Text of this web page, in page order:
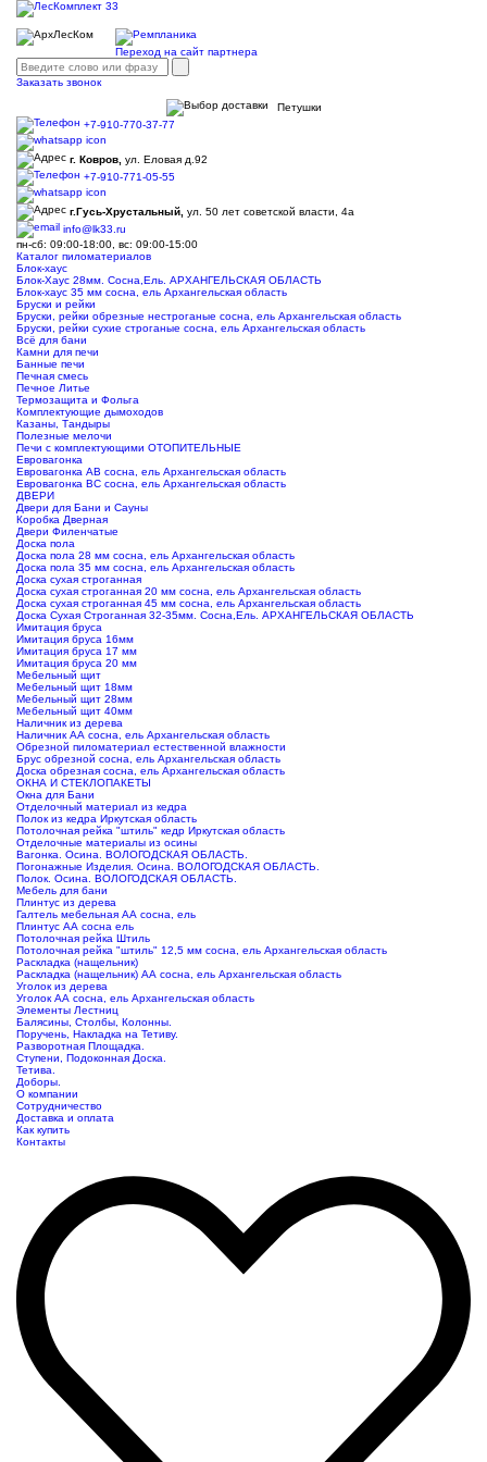
Переход на сайт партнера
Заказать звонок
Петушки
+7-910-770-37-77
г. Ковров, ул. Еловая д.92
+7-910-771-05-55
г.Гусь-Хрустальный, ул. 50 лет советской власти, 4а
info@lk33.ru
пн-сб: 09:00-18:00, вс: 09:00-15:00
Каталог пиломатериалов
Блок-хаус
Блок-Хаус 28мм. Сосна,Ель. АРХАНГЕЛЬСКАЯ ОБЛАСТЬ
Блок-хаус 35 мм сосна, ель Архангельская область
Бруски и рейки
Бруски, рейки обрезные нестроганые сосна, ель Архангельская область
Бруски, рейки сухие строганые сосна, ель Архангельская область
Всё для бани
Камни для печи
Банные печи
Печная смесь
Печное Литье
Термозащита и Фольга
Комплектующие дымоходов
Казаны, Тандыры
Полезные мелочи
Печи с комплектующими ОТОПИТЕЛЬНЫЕ
Евровагонка
Евровагонка АВ сосна, ель Архангельская область
Евровагонка ВС сосна, ель Архангельская область
ДВЕРИ
Двери для Бани и Сауны
Коробка Дверная
Двери Филенчатые
Доска пола
Доска пола 28 мм сосна, ель Архангельская область
Доска пола 35 мм сосна, ель Архангельская область
Доска сухая строганная
Доска сухая строганная 20 мм сосна, ель Архангельская область
Доска сухая строганная 45 мм сосна, ель Архангельская область
Доска Сухая Строганная 32-35мм. Сосна,Ель. АРХАНГЕЛЬСКАЯ ОБЛАСТЬ
Имитация бруса
Имитация бруса 16мм
Имитация бруса 17 мм
Имитация бруса 20 мм
Мебельный щит
Мебельный щит 18мм
Мебельный щит 28мм
Мебельный щит 40мм
Наличник из дерева
Наличник АА сосна, ель Архангельская область
Обрезной пиломатериал естественной влажности
Брус обрезной сосна, ель Архангельская область
Доска обрезная сосна, ель Архангельская область
ОКНА И СТЕКЛОПАКЕТЫ
Окна для Бани
Отделочный материал из кедра
Полок из кедра Иркутская область
Потолочная рейка "штиль" кедр Иркутская область
Отделочные материалы из осины
Вагонка. Осина. ВОЛОГОДСКАЯ ОБЛАСТЬ.
Погонажные Изделия. Осина. ВОЛОГОДСКАЯ ОБЛАСТЬ.
Полок. Осина. ВОЛОГОДСКАЯ ОБЛАСТЬ.
Мебель для бани
Плинтус из дерева
Галтель мебельная АА сосна, ель
Плинтус АА сосна ель
Потолочная рейка Штиль
Потолочная рейка "штиль" 12,5 мм сосна, ель Архангельская область
Раскладка (нащельник)
Раскладка (нащельник) АА сосна, ель Архангельская область
Уголок из дерева
Уголок АА сосна, ель Архангельская область
Элементы Лестниц
Балясины, Столбы, Колонны.
Поручень, Накладка на Тетиву.
Разворотная Площадка.
Ступени, Подоконная Доска.
Тетива.
Доборы.
О компании
Сотрудничество
Доставка и оплата
Как купить
Контакты